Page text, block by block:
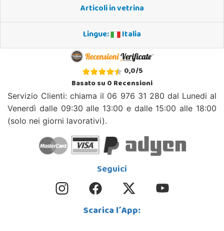
Articoli in vetrina
Lingue:
Italia
0,0/5
Basato su0Recensioni
Servizio Clienti: chiama il 06 976 31 280 dal Lunedi al
Venerdì dalle 09:30 alle 13:00 e dalle 15:00 alle 18:00
(solo nei giorni lavorativi).
Seguici
Scarica l´App: